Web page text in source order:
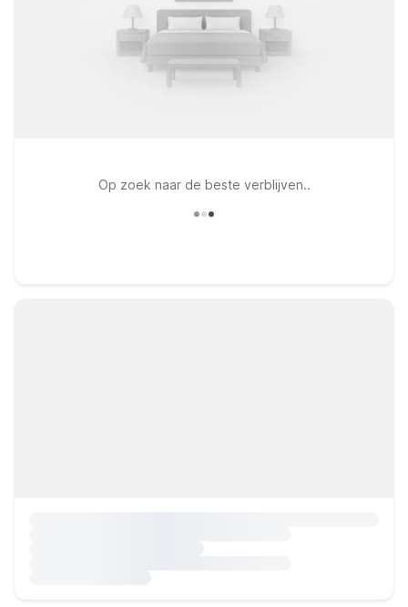
Op zoek naar de beste verblijven..